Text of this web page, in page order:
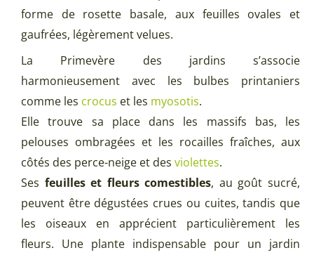
forme de rosette basale, aux feuilles ovales et
gaufrées, légèrement velues.
La Primevère des jardins s’associe
harmonieusement avec les bulbes printaniers
comme les crocus et les myosotis.
Elle trouve sa place dans les massifs bas, les
pelouses ombragées et les rocailles fraîches, aux
côtés des perce-neige et des violettes.
Ses feuilles et fleurs comestibles, au goût sucré,
peuvent être dégustées crues ou cuites, tandis que
les oiseaux en apprécient particulièrement les
fleurs. Une plante indispensable pour un jardin